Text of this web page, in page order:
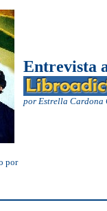
Entrevista
por Estrella Cardona
por